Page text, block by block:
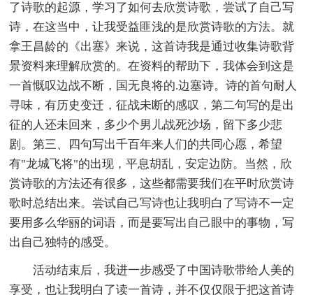
了诗歌的起源，学习了如何去欣赏诗歌，尝试了自己写
诗，在这当中，让我受益匪浅的是欣赏诗歌的方法。就
拿王昌龄的《出塞》来说，这首诗我是通过收集诗歌背
景资料来理解欣赏的。在资料的帮助下，我体会到这是
一首慨叹边战不断，国无良将的.边塞诗。诗的首句耐人
寻味，有历史变迁，征战未断的感叹，第二句写的是出
征的人还未回来，多少个男儿战死沙场，留下多少悲
剧。第三、四句写出千百年来人们的共同心愿，希望
有"龙城飞将"的出现，平息胡乱，安定边防。当然，欣
赏诗歌的方法还有很多，这些都需要我们在平时欣赏诗
歌时总结出来。尝试自己写诗也让我明白了写诗不一定
要用多么华丽的词语，而是要写出自己眼中的事物，写
出自己独特的感受。
活动结束后，我进一步感受了中国诗歌带给人美的
享受，也让我明白了读一首诗，并不仅仅限于把这首诗